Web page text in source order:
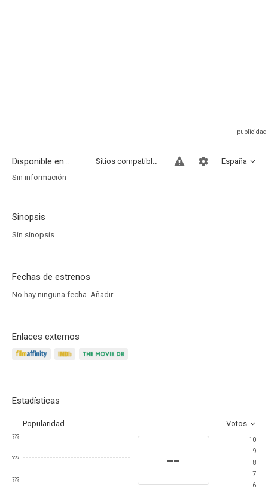
Disponible en... España
Sitios compatibles
Sin información
Sinopsis
Sin sinopsis
Fechas de estrenos
No hay ninguna fecha. Añadir
Enlaces externos
Estadísticas
Popularidad Votos
???
???
???
--
10
9
8
7
6